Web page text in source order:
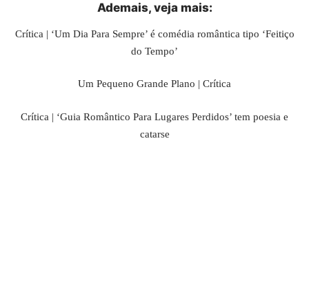
Ademais, veja mais:
Crítica | ‘Um Dia Para Sempre’ é comédia romântica tipo ‘Feitiço
do Tempo’
Um Pequeno Grande Plano | Crítica
Crítica | ‘Guia Romântico Para Lugares Perdidos’ tem poesia e
catarse